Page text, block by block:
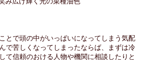
とで頭の中がいっぱいになってしまう気配
で苦しくなってしまったならば、まずは冷
て信頼のおける人物や機関に相談したりと